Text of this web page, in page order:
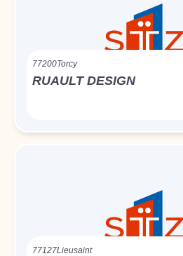
77200Torcy
RUAULT DESIGN
77127Lieusaint